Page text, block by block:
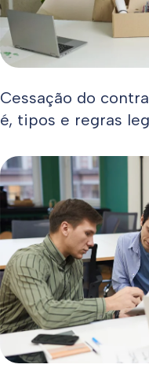
Cessação do
é, tipos e regras